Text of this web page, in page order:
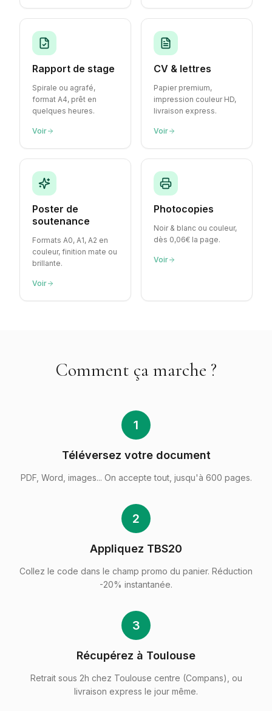
Rapport de stage
Spirale ou agrafé,
format A4, prêt en
quelques heures.
Voir
CV & lettres
Papier premium,
impression couleur HD,
livraison express.
Voir
Poster de
soutenance
Formats A0, A1, A2 en
couleur, finition mate ou
brillante.
Voir
Photocopies
Noir & blanc ou couleur,
dès 0,06€ la page.
Voir
Comment ça marche ?
1
Téléversez votre document
PDF, Word, images... On accepte tout, jusqu'à 600 pages.
2
Appliquez TBS20
Collez le code dans le champ promo du panier. Réduction
-20% instantanée.
3
Récupérez à Toulouse
Retrait sous 2h chez Toulouse centre (Compans), ou
livraison express le jour même.